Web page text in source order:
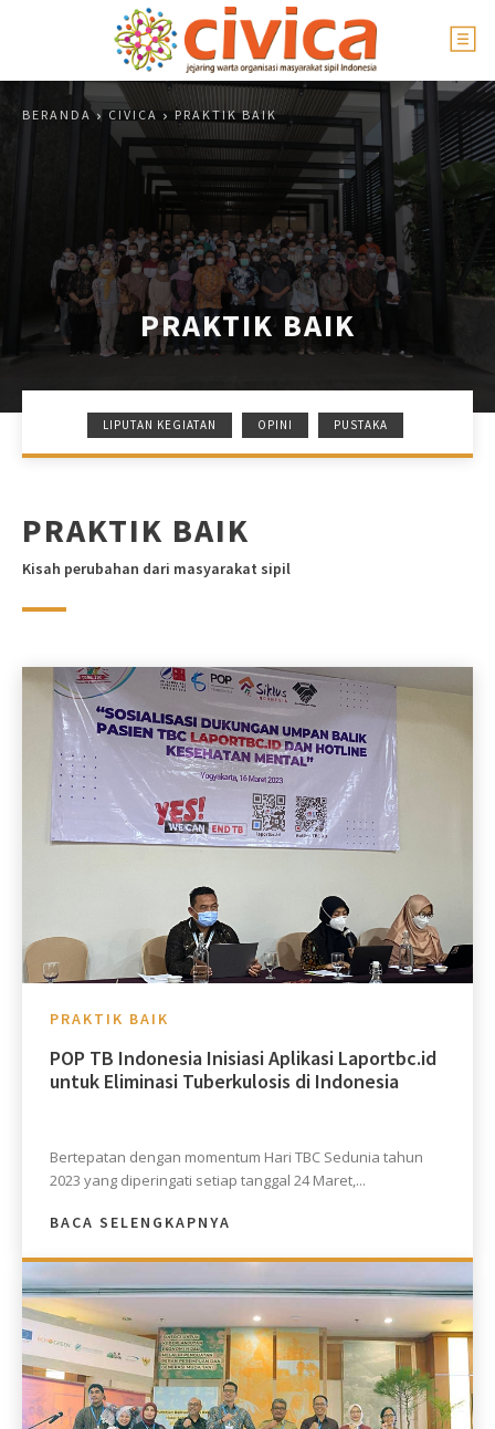
BERANDA CIVICA PRAKTIK BAIK
PRAKTIK BAIK
LIPUTAN KEGIATAN OPINI PUSTAKA
PRAKTIK BAIK
Kisah perubahan dari masyarakat sipil
PRAKTIK BAIK
POP TB Indonesia Inisiasi Aplikasi Laportbc.id
untuk Eliminasi Tuberkulosis di Indonesia
Bertepatan dengan momentum Hari TBC Sedunia tahun
2023 yang diperingati setiap tanggal 24 Maret,...
BACA SELENGKAPNYA